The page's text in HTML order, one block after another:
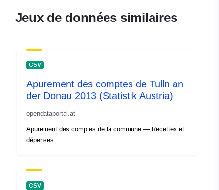
Jeux de données similaires
CSV
Apurement des comptes de Tulln an
der Donau 2013 (Statistik Austria)
opendataportal.at
Apurement des comptes de la commune — Recettes et
dépenses
CSV